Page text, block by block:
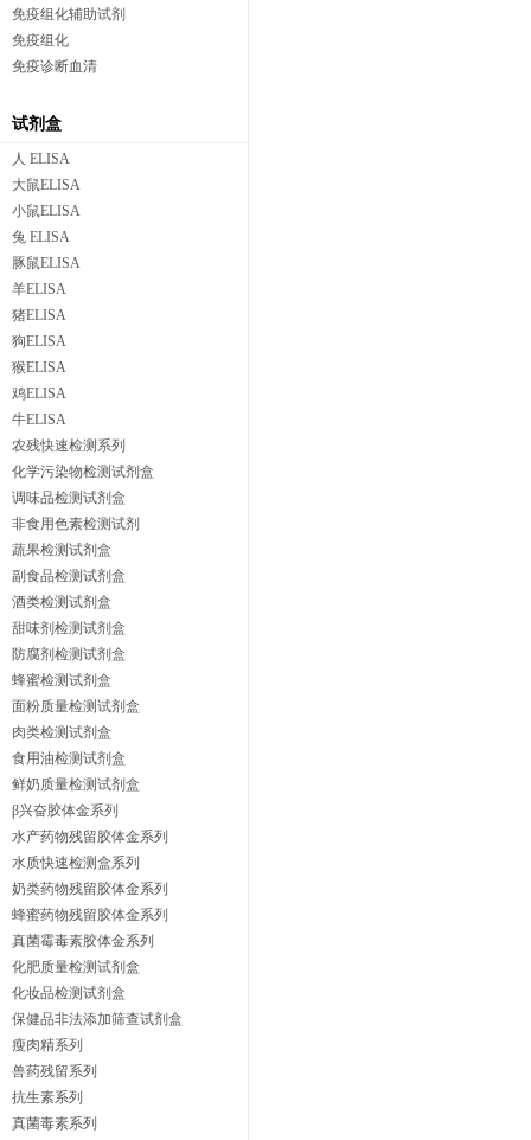
免疫组化辅助试剂
免疫组化
免疫诊断血清
试剂盒
人 ELISA
大鼠ELISA
小鼠ELISA
兔 ELISA
豚鼠ELISA
羊ELISA
猪ELISA
狗ELISA
猴ELISA
鸡ELISA
牛ELISA
农残快速检测系列
化学污染物检测试剂盒
调味品检测试剂盒
非食用色素检测试剂
蔬果检测试剂盒
副食品检测试剂盒
酒类检测试剂盒
甜味剂检测试剂盒
防腐剂检测试剂盒
蜂蜜检测试剂盒
面粉质量检测试剂盒
肉类检测试剂盒
食用油检测试剂盒
鲜奶质量检测试剂盒
β兴奋胶体金系列
水产药物残留胶体金系列
水质快速检测盒系列
奶类药物残留胶体金系列
蜂蜜药物残留胶体金系列
真菌霉毒素胶体金系列
化肥质量检测试剂盒
化妆品检测试剂盒
保健品非法添加筛查试剂盒
瘦肉精系列
兽药残留系列
抗生素系列
真菌毒素系列